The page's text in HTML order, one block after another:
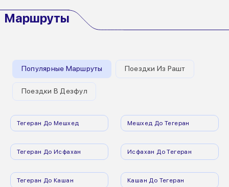
Маршруты
Популярные Маршруты Поездки Из Рашт
Поездки В Дезфул
Тегеран До Мешхед Мешхед До Тегеран
Тегеран До Исфахан Исфахан До Тегеран
Тегеран До Кашан Кашан До Тегеран